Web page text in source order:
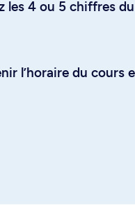
les 4 ou 5 chiffres du
l’horaire du